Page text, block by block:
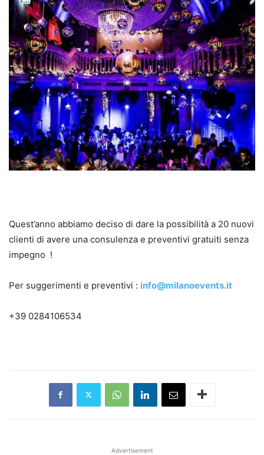
Quest’anno abbiamo deciso di dare la possibilità a 20 nuovi
clienti di avere una consulenza e preventivi gratuiti senza
impegno !
Per suggerimenti e preventivi : info@milanoevents.it
+39 0284106534
Advertisement